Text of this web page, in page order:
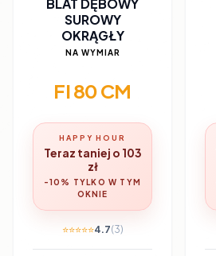
BLAT DĘBOWY
SUROWY
OKRĄGŁY
NA WYMIAR
FI 80 CM
HAPPY HOUR
Teraz taniej o 103
zł
-10% TYLKO W TYM
OKNIE
⭐⭐⭐⭐⭐4.7(3)